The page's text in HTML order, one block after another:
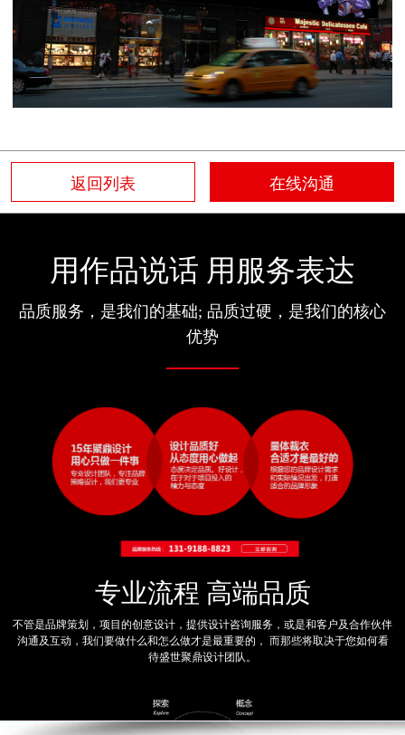
返回列表 在线沟通
用作品说话 用服务表达
品质服务，是我们的基础; 品质过硬，是我们的核心
优势
专业流程 高端品质
不管是品牌策划，项目的创意设计，提供设计咨询服务，或是和客户及合作伙伴
沟通及互动，我们要做什么和怎么做才是最重要的， 而那些将取决于您如何看
待盛世聚鼎设计团队。